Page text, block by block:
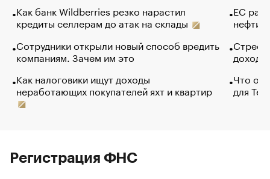
Как банк Wildberries резко нарастил
кредиты селлерам до атак на склады
Сотрудники открыли новый способ вредить
компаниям. Зачем им это
Как налоговики ищут доходы
неработающих покупателей яхт и квартир
ЕС
нефти
Что
для
Регистрация ФНС